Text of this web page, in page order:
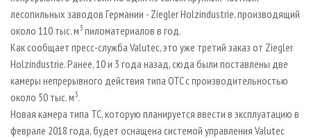
ДЕРЕВЯННОЕ ДОМОСТРОЕНИЕ
ПРОИЗВОДСТВО МЕБЕЛИ
БИОЭНЕРГЕТИКА
ЦБП
ИНСТРУМЕНТ И МАТЕРИАЛЫ
ОФИЦИАЛЬНЫЕ ДЕЛЕГАЦИИ
ПРИОРИТЕТНЫЕ ИНВЕСТПРОЕКТЫ
RUSSIAN FORESTRY REVIEW
ГАЗЕТА ЛЕСПРОМФОРУМ
БИБЛИОТЕКА СПЕЦИАЛИСТА
РЕКЛАМА НА САЙТЕ
лесопильных заводов Германии - Ziegler Holzindustrie, производящий
около 110 тыс. м3 пиломатериалов в год.
Как сообщает пресс-служба Valutec, это уже третий заказ от Ziegler
Holzindustrie. Ранее, 10 и 3 года назад, сюда были поставлены две
камеры непрерывного действия типа OTC с производительностью
около 50 тыс. м3.
Новая камера типа TC, которую планируется ввести в эксплуатацию в
феврале 2018 года, будет оснащена системой управления Valutec